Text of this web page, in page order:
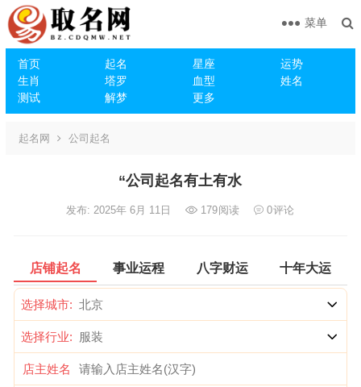
首页 起名 星座
运势
生肖
塔罗 血型
姓名
测试
解梦 更多
菜单
起名网 公司起名
“公司起名有土有水
发布: 2025年 6月 11日 179阅读 0评论
店铺起名 事业运程 八字财运 十年大运
选择城市:
选择行业:
店主姓名